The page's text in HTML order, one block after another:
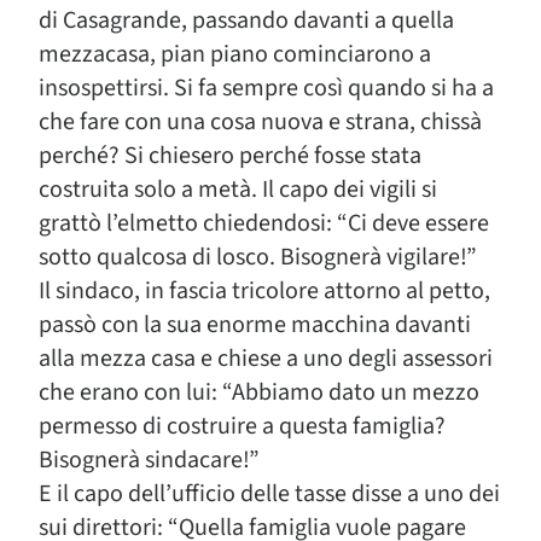
di Casagrande, passando davanti a quella
mezzacasa, pian piano cominciarono a
insospettirsi. Si fa sempre così quando si ha a
che fare con una cosa nuova e strana, chissà
perché? Si chiesero perché fosse stata
costruita solo a metà. Il capo dei vigili si
grattò l’elmetto chiedendosi: “Ci deve essere
sotto qualcosa di losco. Bisognerà vigilare!”
Il sindaco, in fascia tricolore attorno al petto,
passò con la sua enorme macchina davanti
alla mezza casa e chiese a uno degli assessori
che erano con lui: “Abbiamo dato un mezzo
permesso di costruire a questa famiglia?
Bisognerà sindacare!”
E il capo dell’ufficio delle tasse disse a uno dei
sui direttori: “Quella famiglia vuole pagare